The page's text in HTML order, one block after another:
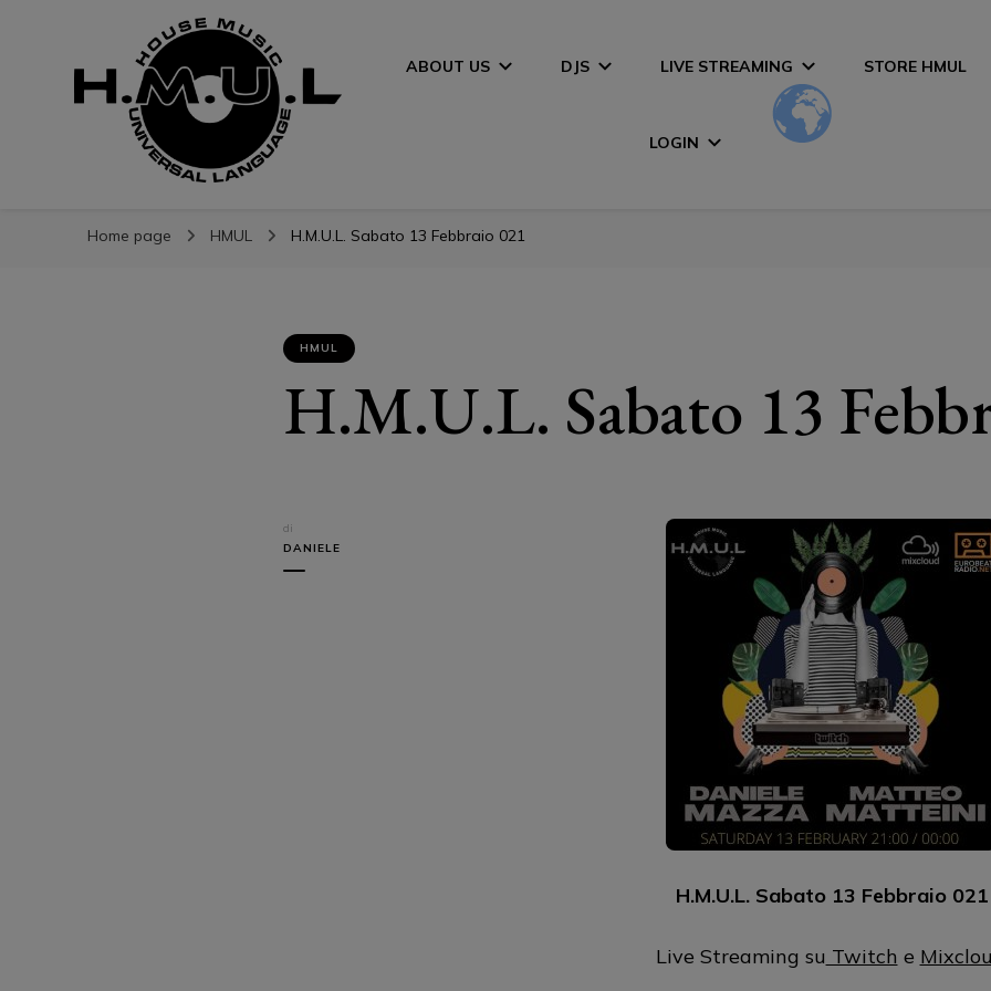
H.M.U.L.
H.M.U.L.
ABOUT US DJS LIVE STREAMING STORE HMUL
LOGIN
Home page HMUL H.M.U.L. Sabato 13 Febbraio 021
HMUL
H.M.U.L. Sabato 13
di
DANIELE
H.M.U.L. Sabato 13 Febbraio 021
Live Streaming su Twitch e